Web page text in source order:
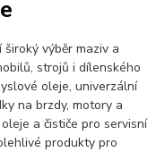
výběr maziv a
strojů i dílenského
oleje, univerzální
na brzdy, motory a
a čističe pro servisní
produkty pro